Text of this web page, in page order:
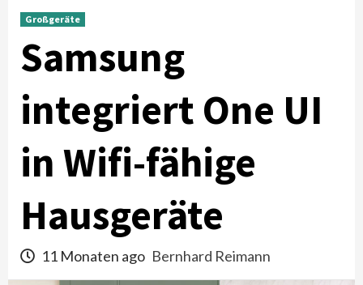
Großgeräte
Samsung
integriert One UI
in Wifi-fähige
Hausgeräte
11 Monaten ago Bernhard Reimann